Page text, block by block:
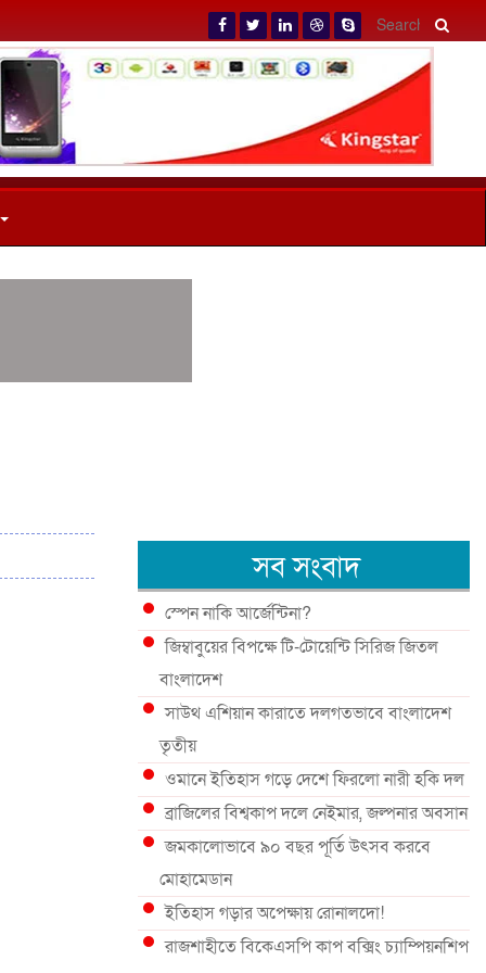
সব সংবাদ
স্পেন নাকি আর্জেন্টিনা?
জিম্বাবুয়ের বিপক্ষে টি-টোয়েন্টি সিরিজ জিতল
বাংলাদেশ
সাউথ এশিয়ান কারাতে দলগতভাবে বাংলাদেশ
তৃতীয়
ওমানে ইতিহাস গড়ে দেশে ফিরলো নারী হকি দল
ব্রাজিলের বিশ্বকাপ দলে নেইমার, জল্পনার অবসান
জমকালোভাবে ৯০ বছর পূর্তি উৎসব করবে
মোহামেডান
ইতিহাস গড়ার অপেক্ষায় রোনালদো!
রাজশাহীতে বিকেএসপি কাপ বক্সিং চ্যাম্পিয়নশিপ